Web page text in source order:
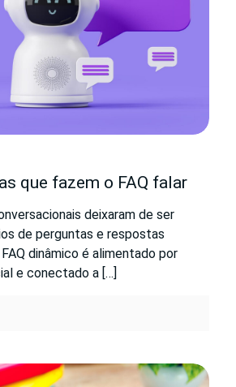
que fazem o FAQ falar
deixaram de ser
de perguntas e respostas
dinâmico é alimentado por
e conectado a […]